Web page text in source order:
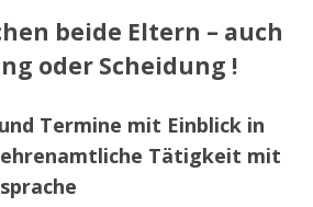
beide Eltern – auch
oder Scheidung !
Termine mit Einblick in
Tätigkeit mit